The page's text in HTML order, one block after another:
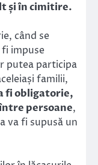
și în cimitire.
când se
impuse
putea participa
familii,
fi obligatorie,
persoane,
va fi supusă un